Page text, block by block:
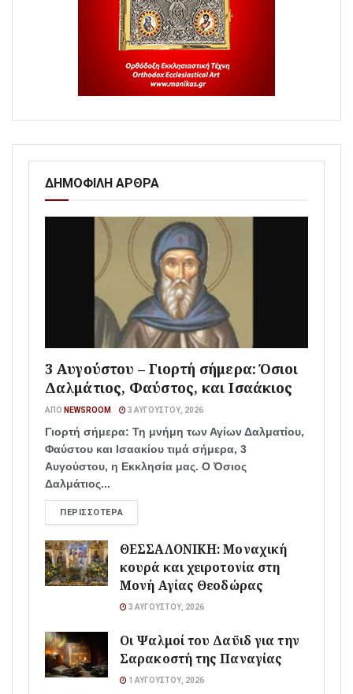
ΔΗΜΟΦΙΛΗ ΑΡΘΡΑ
3 Αυγούστου – Γιορτή σήμερα: Όσιοι
Δαλμάτιος, Φαύστος, και Ισαάκιος
ΑΠΌ NEWSROOM 3 ΑΥΓΟΎΣΤΟΥ, 2026
Γιορτή σήμερα: Τη μνήμη των Αγίων Δαλματίου,
Φαύστου και Ισαακίου τιμά σήμερα, 3
Αυγούστου, η Εκκλησία μας. Ο Όσιος
Δαλμάτιος...
ΠΕΡΙΣΣΌΤΕΡΑ
ΘΕΣΣΑΛΟΝΙΚΗ: Μοναχική
κουρά και χειροτονία στη
Μονή Αγίας Θεοδώρας
3 ΑΥΓΟΎΣΤΟΥ, 2026
Οι Ψαλμοί του Δαϋιδ για την
Σαρακοστή της Παναγίας
1 ΑΥΓΟΎΣΤΟΥ, 2026